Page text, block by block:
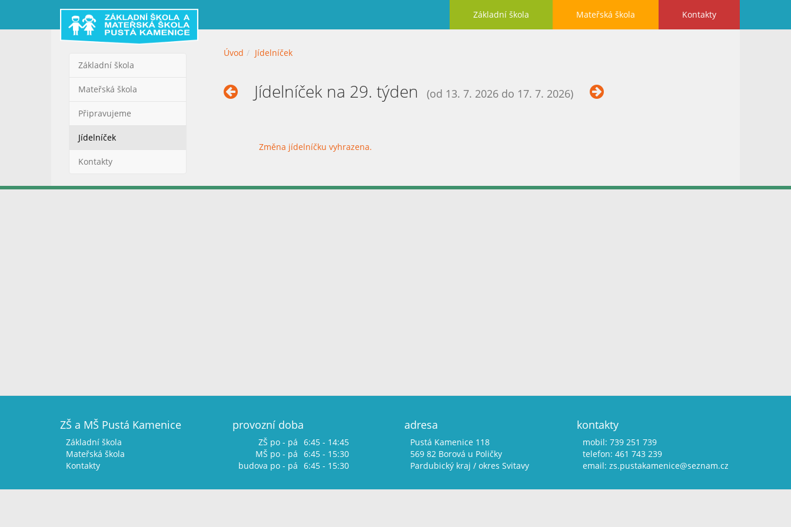
Základní škola Mateřská škola Kontakty
Základní škola
Mateřská škola
Připravujeme
Jídelníček
Kontakty
Úvod Jídelníček
Jídelníček na 29. týden (od 13. 7. 2026 do 17. 7. 2026)
Změna jídelníčku vyhrazena.
ZŠ a MŠ Pustá Kamenice
Základní škola
Mateřská škola
Kontakty
provozní doba
ZŠ po - pá 6:45 - 14:45
MŠ po - pá 6:45 - 15:30
budova po - pá 6:45 - 15:30
adresa
Pustá Kamenice 118
569 82 Borová u Poličky
Pardubický kraj / okres Svitavy
kontakty
mobil: 739 251 739
telefon: 461 743 239
email: zs.pustakamenice@seznam.cz